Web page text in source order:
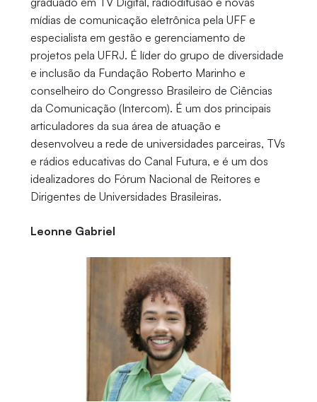
mídias de comunicação eletrônica pela UFF e
especialista em gestão e gerenciamento de
projetos pela UFRJ. É líder do grupo de diversidade
e inclusão da Fundação Roberto Marinho e
conselheiro do Congresso Brasileiro de Ciências
da Comunicação (Intercom). É um dos principais
articuladores da sua área de atuação e
desenvolveu a rede de universidades parceiras, TVs
e rádios educativas do Canal Futura, e é um dos
idealizadores do Fórum Nacional de Reitores e
Dirigentes de Universidades Brasileiras.
Leonne Gabriel